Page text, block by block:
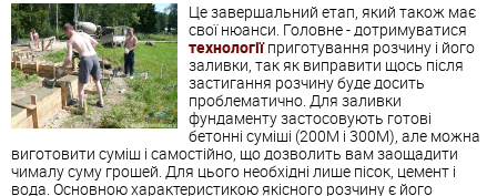
Це завершальний етап, який також має
свої нюанси. Головне - дотримуватися
технологіїприготування розчину і його
заливки, так як виправити щось після
застигання розчину буде досить
проблематично. Для заливки
фундаменту застосовують готові
бетонні суміші (200М і 300М), але можна
виготовити суміш і самостійно, що дозволить вам заощадити
чималу суму грошей. Для цього необхідні лише пісок, цемент і
вода. Основною характеристикою якісного розчину є його